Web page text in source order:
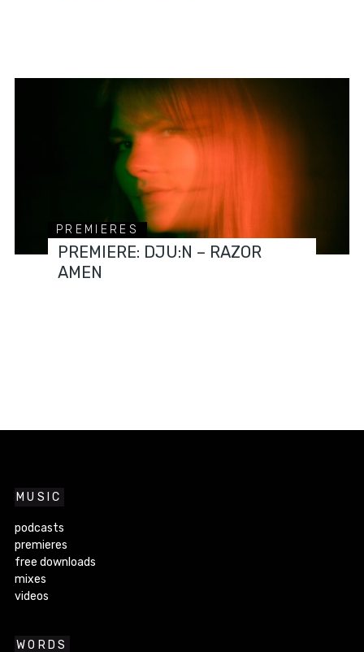
PREMIERES
PREMIERE: DJU:N – RAZOR
AMEN
MUSIC
podcasts
premieres
free downloads
mixes
videos
WORDS